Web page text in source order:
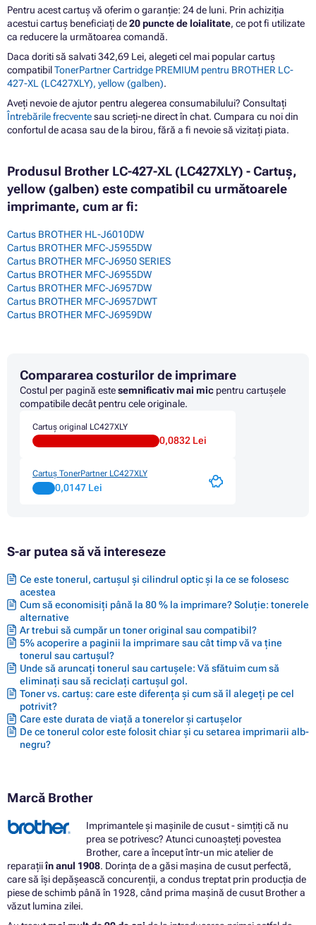
Pentru acest cartuș vă oferim o garanție: 24 de luni. Prin achiziția
acestui cartuș beneficiați de20 puncte de loialitate, ce pot fi utilizate
ca reducere la următoarea comandă.
Daca doriti să salvati 342,69 Lei, alegeti cel mai popular cartuș
compatibilTonerPartner Cartridge PREMIUM pentru BROTHER LC-
427-XL (LC427XLY), yellow (galben).
Aveți nevoie de ajutor pentru alegerea consumabilului? Consultați
Întrebările frecventesau scrieți-ne direct în chat. Cumpara cu noi din
confortul de acasa sau de la birou, fără a fi nevoie să vizitați piata.
Produsul Brother LC-427-XL (LC427XLY) - Cartuș,
yellow (galben) este compatibil cu următoarele
imprimante, cum ar fi:
Cartus BROTHER HL-J6010DW
Cartus BROTHER MFC-J5955DW
Cartus BROTHER MFC-J6950 SERIES
Cartus BROTHER MFC-J6955DW
Cartus BROTHER MFC-J6957DW
Cartus BROTHER MFC-J6957DWT
Cartus BROTHER MFC-J6959DW
Compararea costurilor de imprimare
Costul per pagină estesemnificativ mai mic pentru cartușele
compatibile decât pentru cele originale.
Cartuș original LC427XLY
0,0832 Lei
Cartuș TonerPartner LC427XLY
0,0147 Lei
S-ar putea să vă intereseze
Ce este tonerul, cartușul și cilindrul optic și la ce se folosesc
acestea
Cum să economisiți până la 80 % la imprimare? Soluție: tonerele
alternative
Ar trebui să cumpăr un toner original sau compatibil?
5% acoperire a paginii la imprimare sau cât timp vă va ține
tonerul sau cartușul?
Unde să aruncați tonerul sau cartușele: Vă sfătuim cum să
eliminați sau să reciclați cartușul gol.
Toner vs. cartuș: care este diferența și cum să îl alegeți pe cel
potrivit?
Care este durata de viață a tonerelor și cartușelor
De ce tonerul color este folosit chiar și cu setarea imprimarii alb-
negru?
Marcă Brother
Imprimantele și mașinile de cusut - simțiți că nu
prea se potrivesc? Atunci cunoașteți povestea
Brother, care a început într-un mic atelier de
reparațiiîn anul 1908. Dorința de a găsi mașina de cusut perfectă,
care să își depășească concurenții, a condus treptat prin producția de
piese de schimb până în 1928, când prima mașină de cusut Brother a
văzut lumina zilei.